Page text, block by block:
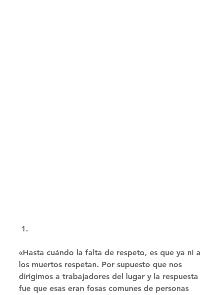
«Hasta cuándo la falta de respeto, es que ya ni a
los muertos respetan. Por supuesto que nos
dirigimos a trabajadores del lugar y la respuesta
fue que esas eran fosas comunes de personas